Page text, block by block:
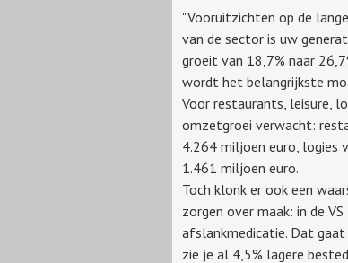
"Vooruitzichten op de
van de sector is uw
groeit van 18,7% naar
wordt het belangrijkste
Voor restaurants, leisure,
omzetgroei verwacht:
4.264 miljoen euro, logies
1.461 miljoen euro.
Toch klonk er ook een
zorgen over maak: in de
afslankmedicatie. Dat
zie je al 4,5% lagere